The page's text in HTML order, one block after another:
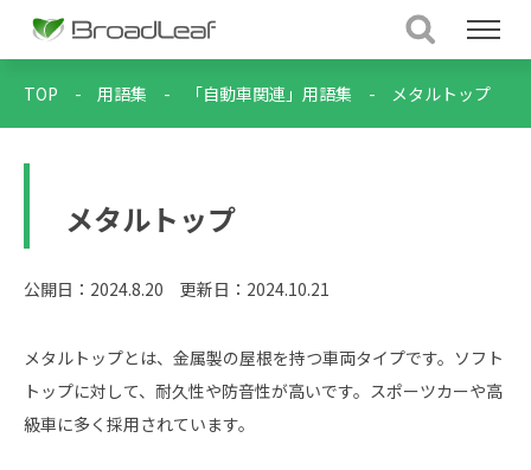
TOP - 用語集 - 「自動車関連」用語集 - メタルトップ
メタルトップ
公開日：2024.8.20 更新日：2024.10.21
メタルトップとは、金属製の屋根を持つ車両タイプです。ソフト
トップに対して、耐久性や防音性が高いです。スポーツカーや高
級車に多く採用されています。